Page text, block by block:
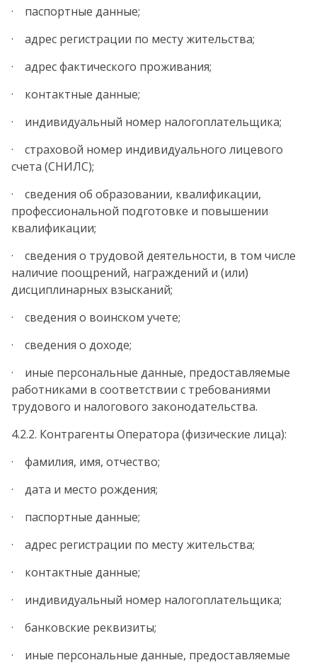
· паспортные данные;
· адрес регистрации по месту жительства;
· адрес фактического проживания;
· контактные данные;
· индивидуальный номер налогоплательщика;
· страховой номер индивидуального лицевого
счета (СНИЛС);
· сведения об образовании, квалификации,
профессиональной подготовке и повышении
квалификации;
· сведения о трудовой деятельности, в том числе
наличие поощрений, награждений и (или)
дисциплинарных взысканий;
· сведения о воинском учете;
· сведения о доходе;
· иные персональные данные, предоставляемые
работниками в соответствии с требованиями
трудового и налогового законодательства.
4.2.2. Контрагенты Оператора (физические лица):
· фамилия, имя, отчество;
· дата и место рождения;
· паспортные данные;
· адрес регистрации по месту жительства;
· контактные данные;
· индивидуальный номер налогоплательщика;
· банковские реквизиты;
· иные персональные данные, предоставляемые